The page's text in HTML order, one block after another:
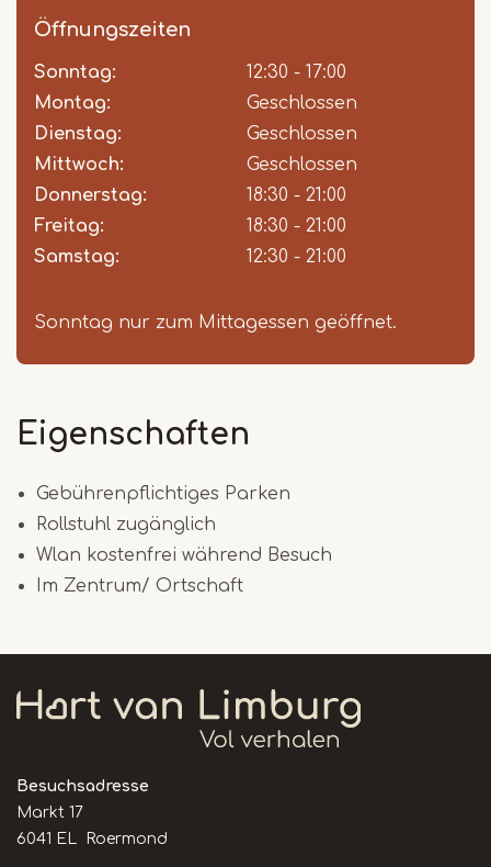
Öffnungszeiten
Day
Time
slot
Comment
Sonntag:
12:30 - 17:00
Montag:
Geschlossen
Dienstag:
Geschlossen
Mittwoch:
Geschlossen
Donnerstag:
18:30 - 21:00
Freitag:
18:30 - 21:00
Samstag:
12:30 - 21:00
Sonntag nur zum Mittagessen geöffnet.
Eigenschaften
Gebührenpflichtiges Parken
Rollstuhl zugänglich
Wlan kostenfrei während Besuch
Im Zentrum/ Ortschaft
Besuchsadresse
Markt 17
6041 EL Roermond